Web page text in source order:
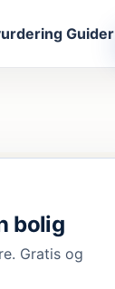
Guider
bolig
Gratis og